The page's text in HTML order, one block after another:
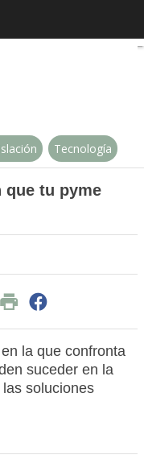
evidencian que
Tecnología
que tu pyme
la que confronta
suceder en la
soluciones